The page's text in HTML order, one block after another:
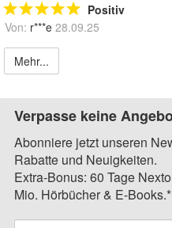
Positiv
Von: r***e 28.09.25
Mehr...
Verpasse keine
Abonniere jetzt unseren
Rabatte und Neuigkeiten.
Extra-Bonus: 60 Tage
Mio. Hörbücher & E-Books.*